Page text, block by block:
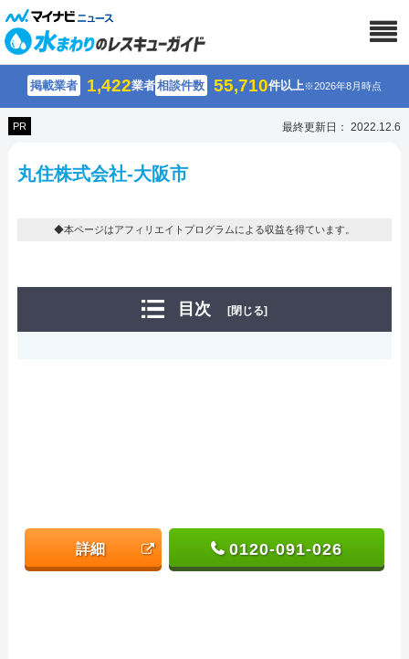
掲載業者 1,422業者相談件数 55,710件以上※2026年8月時点
PR 最終更新日： 2022.12.6
丸住株式会社-大阪市
◆本ページはアフィリエイトプログラムによる収益を得ています。
目次 [閉じる]
詳細 0120-091-026